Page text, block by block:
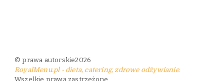
© prawa autorskie2026
RoyalMenu.pl - dieta, catering, zdrowe odżywianie.